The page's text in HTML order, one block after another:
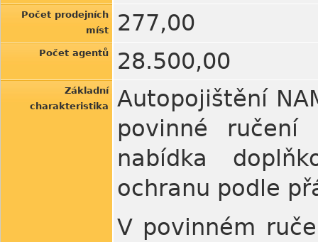
Počet prodejních
míst
277,00
Počet agentů 28.500,00
Základní
charakteristika
Autopojištění
povinné
nabídka
ochranu podle
V povinném